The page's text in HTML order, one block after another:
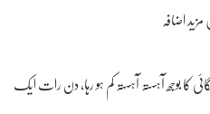
اضافہ
کا بوجھ آہستہ آہستہ کم ہو رہا، دن رات ایک